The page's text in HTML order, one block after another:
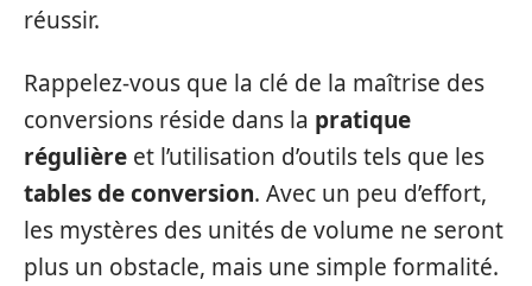
réussir.
Rappelez-vous que la clé de la maîtrise des
conversions réside dans la pratique
régulière et l’utilisation d’outils tels que les
tables de conversion. Avec un peu d’effort,
les mystères des unités de volume ne seront
plus un obstacle, mais une simple formalité.